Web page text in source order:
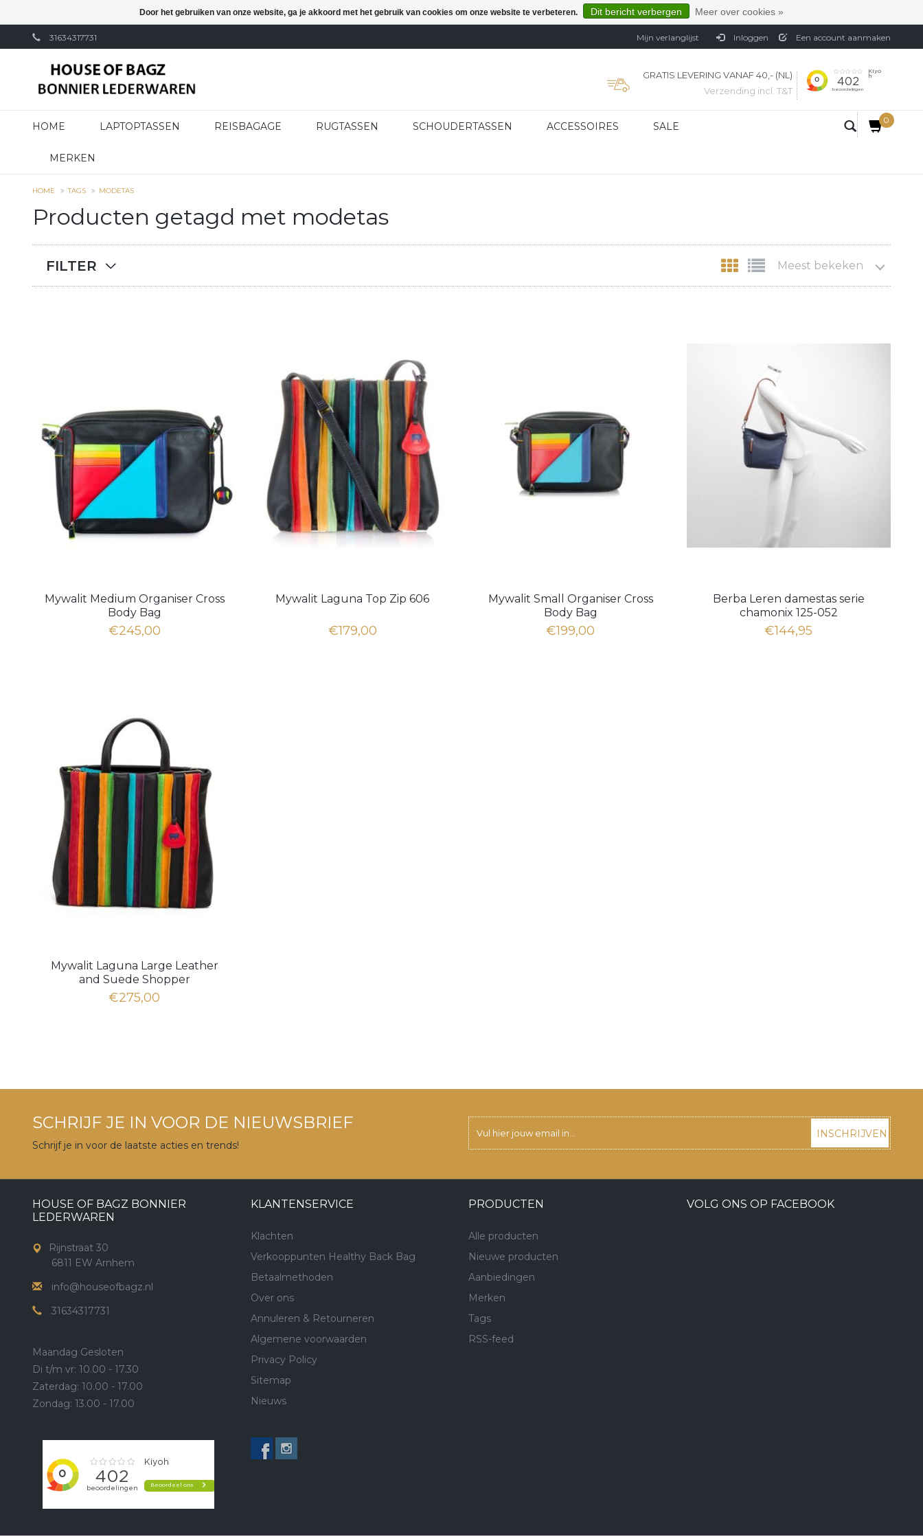
31634317731 Mijn verlanglijst Inloggen Een account aanmaken
GRATIS LEVERING VANAF 40,- (NL)
Verzending incl. T&T
HOME LAPTOPTASSEN REISBAGAGE RUGTASSEN SCHOUDERTASSEN ACCESSOIRES SALE
MERKEN
0
HOME TAGS MODETAS
Producten getagd met modetas
FILTER Meest bekeken
Mywalit Medium Organiser Cross
Body Bag
€245,00
Mywalit Laguna Top Zip 606
€179,00
Mywalit Small Organiser Cross
Body Bag
€199,00
Berba Leren damestas serie
chamonix 125-052
€144,95
Mywalit Laguna Large Leather
and Suede Shopper
€275,00
SCHRIJF JE IN VOOR DE NIEUWSBRIEF
Schrijf je in voor de laatste acties en trends!
INSCHRIJVEN
HOUSE OF BAGZ BONNIER
LEDERWAREN
Rijnstraat 30
6811 EW Arnhem
info@houseofbagz.nl
31634317731
Maandag Gesloten
Di t/m vr: 10.00 - 17.30
Zaterdag: 10.00 - 17.00
Zondag: 13.00 - 17.00
KLANTENSERVICE
Klachten
Verkooppunten Healthy Back Bag
Betaalmethoden
Over ons
Annuleren & Retourneren
Algemene voorwaarden
Privacy Policy
Sitemap
Nieuws
PRODUCTEN
Alle producten
Nieuwe producten
Aanbiedingen
Merken
Tags
RSS-feed
VOLG ONS OP FACEBOOK
Door het gebruiken van onze website, ga je akkoord met het gebruik van cookies om onze website te verbeteren. Dit bericht verbergen Meer over cookies »